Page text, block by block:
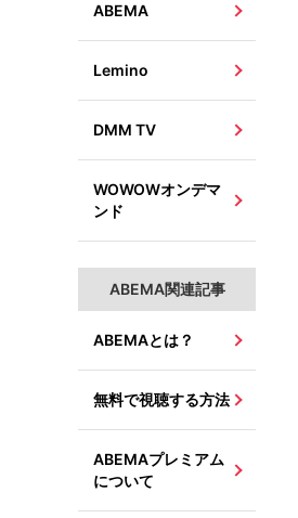
ABEMA
Lemino
DMM TV
WOWOWオンデマ
ンド
ABEMA関連記事
ABEMAとは？
無料で視聴する方法
ABEMAプレミアム
について